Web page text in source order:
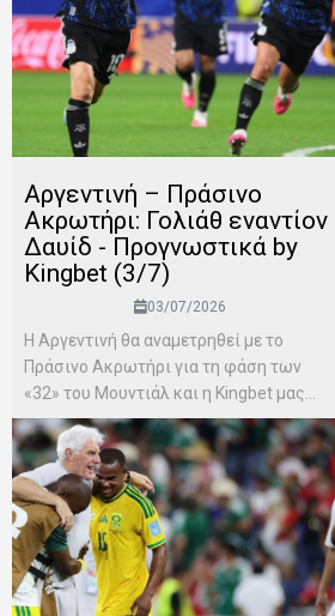
Αργεντινή – Πράσινο
Ακρωτήρι: Γολιάθ εναντίον
Δαυίδ - Προγνωστικά by
Kingbet (3/7)
03/07/2026
Η Αργεντινή θα αναμετρηθεί με το
Πράσινο Ακρωτήρι για τη φάση των
«32» του Μουντιάλ και η Kingbet μας...